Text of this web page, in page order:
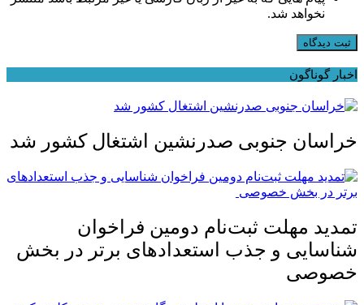
نخواهد شد.
ثبت دیدگاه
اخبار گوناگون
خراسان جنوبی صدرنشین اشتغال کشور شد
تمدید مهلت ثبت‌نام دومین فراخوان
شناسایی و جذب استعدادهای برتر در بخش
خصوصی